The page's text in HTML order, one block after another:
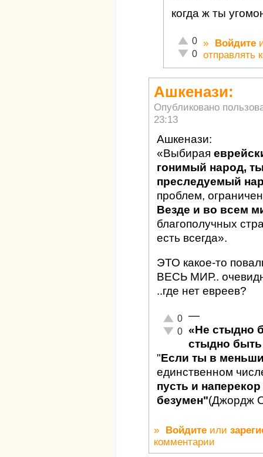
когда ж ты
Отлично!
0
Неадекватно!
0
» Войдите
отправлять
Ашкенази:
Опубликовано
23:13
Ашкенази:
«Выбирая
гонимый народ,
преследуемый
проблем,
Везде и во всем
благополучных
есть всегда».
ЭТО какое-то
ВЕСЬ МИР..
..где нет евреев?
Отлично!
0
Неадекватно!
0
—
«Не стыдно
стыдно быть
"Если ты в
единственном
пусть и
безумен"(Джордж
» Войдите или
комментарии